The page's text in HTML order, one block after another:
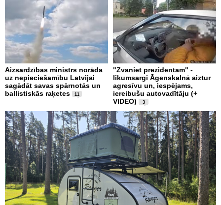
Aizsardzības ministrs norāda
uz nepieciešamību Latvijai
sagādāt savas spārnotās un
ballistiskās raķetes
11
"Zvaniet prezidentam" -
likumsargi Āgenskalnā aiztur
agresīvu un, iespējams,
iereibušu autovadītāju (+
VIDEO)
3